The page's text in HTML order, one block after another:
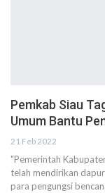
Pemkab Siau
Umum Bantu
21 Feb 2022
"Pemerintah
telah mendirikan
para pengungsi